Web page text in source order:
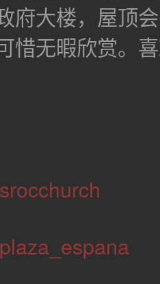
府大楼，屋顶
惜无暇欣赏。